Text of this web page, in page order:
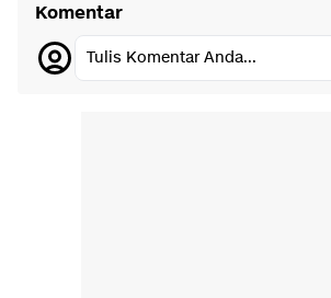
Komentar
Tulis Komentar Anda...